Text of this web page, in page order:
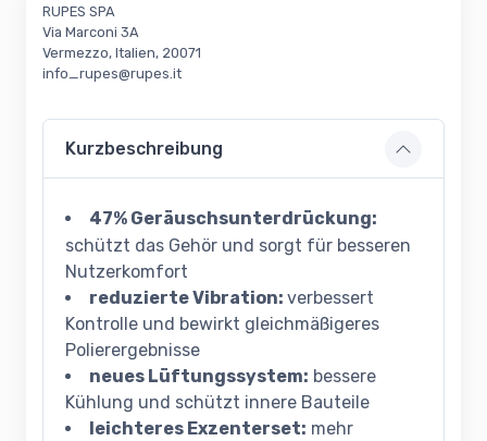
RUPES SPA
Via Marconi 3A
Vermezzo, Italien, 20071
info_rupes@rupes.it
Kurzbeschreibung
47% Geräuschsunterdrückung:
schützt das Gehör und sorgt für besseren
Nutzerkomfort
reduzierte Vibration: verbessert
Kontrolle und bewirkt gleichmäßigeres
Polierergebnisse
neues Lüftungssystem: bessere
Kühlung und schützt innere Bauteile
leichteres Exzenterset: mehr